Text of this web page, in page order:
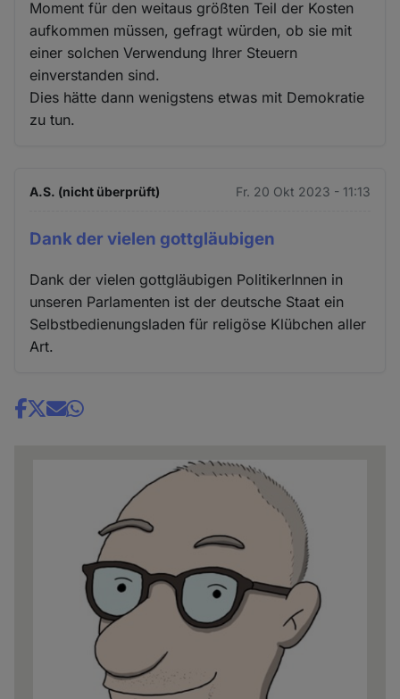
Moment für den weitaus größten Teil der Kosten
aufkommen müssen, gefragt würden, ob sie mit
einer solchen Verwendung Ihrer Steuern
einverstanden sind.
Dies hätte dann wenigstens etwas mit Demokratie
zu tun.
A.S. (nicht überprüft) Fr. 20 Okt 2023 - 11:13
Dank der vielen gottgläubigen
Dank der vielen gottgläubigen PolitikerInnen in
unseren Parlamenten ist der deutsche Staat ein
Selbstbedienungsladen für religöse Klübchen aller
Art.
Share